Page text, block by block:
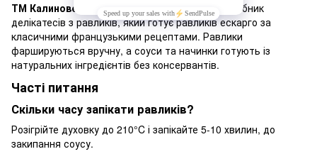
ТМ Калиновецький равлик
— український виробник
делікатесів з равликів, який готує равликів ескарго за
класичними французькими рецептами. Равлики
фаршируються вручну, а соуси та начинки готують із
натуральних інгредієнтів без консервантів.
Часті питання
Скільки часу запікати равликів?
Розігрійте духовку до 210°C і запікайте 5-10 хвилин, до
закипання соусу.